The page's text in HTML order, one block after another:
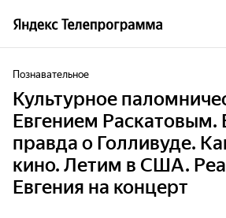
Познавательное
Культурное
Евгением Раскатовым.
правда о Голливуде.
кино. Летим в США.
Евгения на концерт